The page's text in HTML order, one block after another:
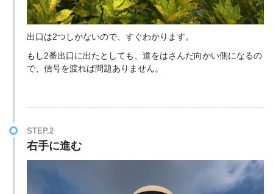
出口は2つしかないので、すぐわかります。
もし2番出口に出たとしても、道をはさんだ向かい側になるの
で、信号を渡れば問題ありません。
STEP.2
右手に進む